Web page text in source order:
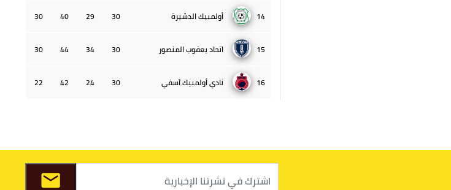
14 أولمبيك الدشيرة 30
29
40
30
15 اتحاد يعقوب المنصور 30
34
44
30
16 نادي أولمبيك آسفي 30
24
42
22